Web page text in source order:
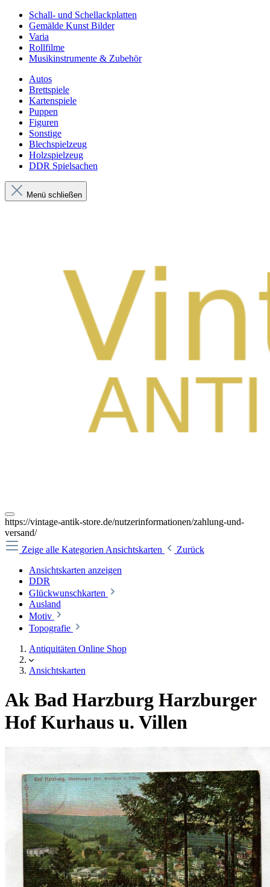
Schall- und Schellackplatten
Gemälde Kunst Bilder
Varia
Rollfilme
Musikinstrumente & Zubehör
Autos
Brettspiele
Kartenspiele
Puppen
Figuren
Sonstige
Blechspielzeug
Holzspielzeug
DDR Spielsachen
Menü schließen
https://vintage-antik-store.de/nutzerinformationen/zahlung-und-
versand/
Zeige alle Kategorien Ansichtskarten
Zurück
Ansichtskarten anzeigen
DDR
Glückwunschkarten
Ausland
Motiv
Topografie
Antiquitäten Online Shop
Ansichtskarten
Ak Bad Harzburg Harzburger
Hof Kurhaus u. Villen